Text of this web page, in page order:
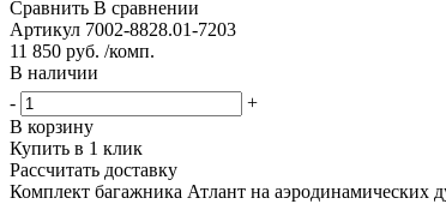
Сравнить В сравнении
Артикул 7002-8828.01-7203
11 850 руб. /комп.
В наличии
-
+
В корзину
Купить в 1 клик
Рассчитать доставку
Комплект багажника Атлант на аэродинамических